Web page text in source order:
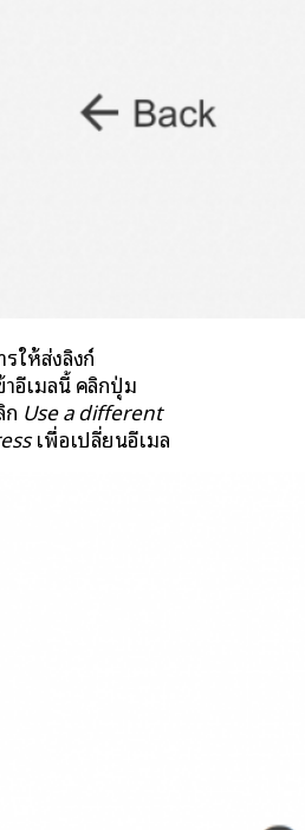
รให้ส่งลิงก์
าอีเมลนี้ คลิกปุ่ม
Use a different
เพื่อเปลี่ยนอีเมล